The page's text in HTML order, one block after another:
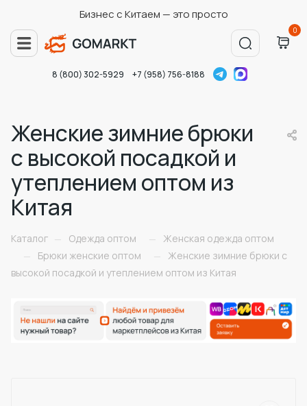
Бизнес с Китаем — это просто
0
8 (800) 302-5929 +7 (958) 756-8188
Женские зимние брюки
с высокой посадкой и
утеплением оптом из
Китая
Каталог — Одежда оптом —
Женская одежда оптом
—
Брюки женские оптом —
Женские зимние брюки с
высокой посадкой и утеплением оптом из Китая